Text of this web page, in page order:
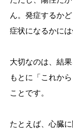
ん。発症するか
症状になるかには
大切なのは、結
もとに「これか
ことです。
たとえば、心臓